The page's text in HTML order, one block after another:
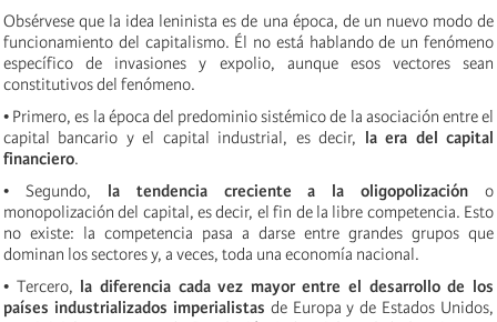
Obsérvese que la idea leninista es de una época, de un nuevo modo de
funcionamiento del capitalismo. Él no está hablando de un fenómeno
específico de invasiones y expolio, aunque esos vectores sean
constitutivos del fenómeno.
• Primero, es la época del predominio sistémico de la asociación entre el
capital bancario y el capital industrial, es decir, la era del capital
financiero.
• Segundo, la tendencia creciente a la oligopolización o
monopolización del capital, es decir, el fin de la libre competencia. Esto
no existe: la competencia pasa a darse entre grandes grupos que
dominan los sectores y, a veces, toda una economía nacional.
• Tercero, la diferencia cada vez mayor entre el desarrollo de los
países industrializados imperialistas de Europa y de Estados Unidos,